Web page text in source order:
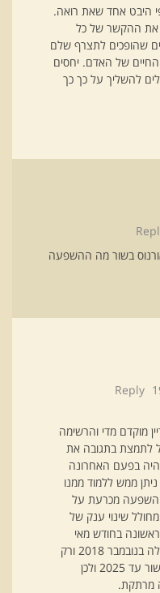
היבט אחד שאת רואה.
את ההקשר של כל
שהופכים לתצרף שלם
של האדם. יחסים
להשליך על כך כך
בשור מה ההשפעה
Reply
מוקדם מדי והרשימה
לתמצת בתגובה את
בפעם האחרונה
ממש ללמוד ממנו
השפעה מכרעת על
שינוי ענק של
בחודש מאי
2018 [בעוד 13 חודשים] יחזור למזל טלה בנובמבר 2018 ורק
בחודש מרץ 2019 יתיישר ויישאר במזל שור עד 2025 ולכן
מרתקת.